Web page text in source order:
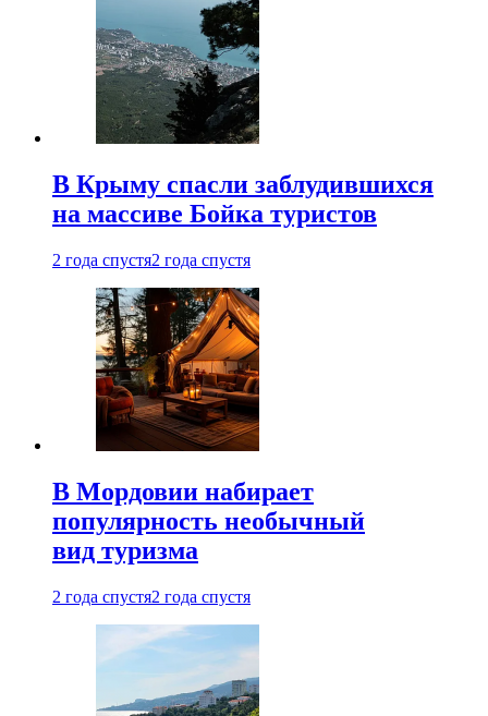
В Крыму спасли заблудившихся
на массиве Бойка туристов
2 года спустя2 года спустя
В Мордовии набирает
популярность необычный
вид туризма
2 года спустя2 года спустя